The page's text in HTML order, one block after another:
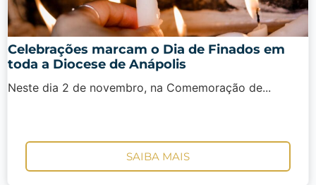
Celebrações marcam o Dia de Finados em
toda a Diocese de Anápolis
Neste dia 2 de novembro, na Comemoração de...
SAIBA MAIS